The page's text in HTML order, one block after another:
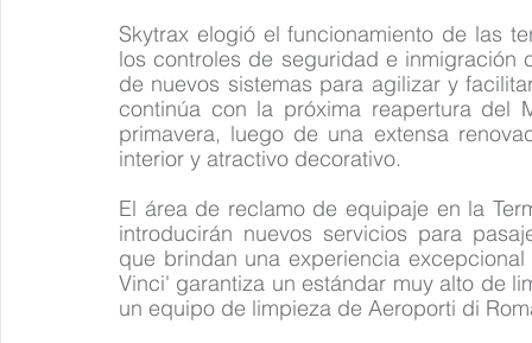
Skytrax elogió el funcionamiento de las
los controles de seguridad e inmigración
de nuevos sistemas para agilizar y
continúa con la próxima reapertura del
primavera, luego de una extensa
interior y atractivo decorativo.
El área de reclamo de equipaje en la
introducirán nuevos servicios para
que brindan una experiencia
Vinci' garantiza un estándar muy alto de
un equipo de limpieza de Aeroporti di